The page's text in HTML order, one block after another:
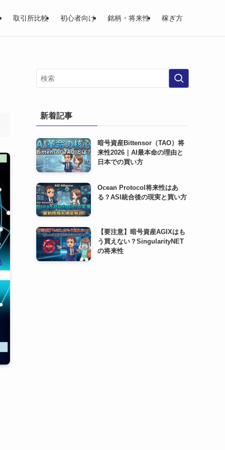
取引所比較 初心者向け 銘柄・将来性 稼ぎ方
新着記事
暗号資産Bittensor（TAO）将
来性2026｜AI最本命の理由と
日本での買い方
Ocean Protocol将来性はあ
る？ASI統合後の現実と買い方
【要注意】暗号資産AGIXはも
う買えない？SingularityNET
の将来性